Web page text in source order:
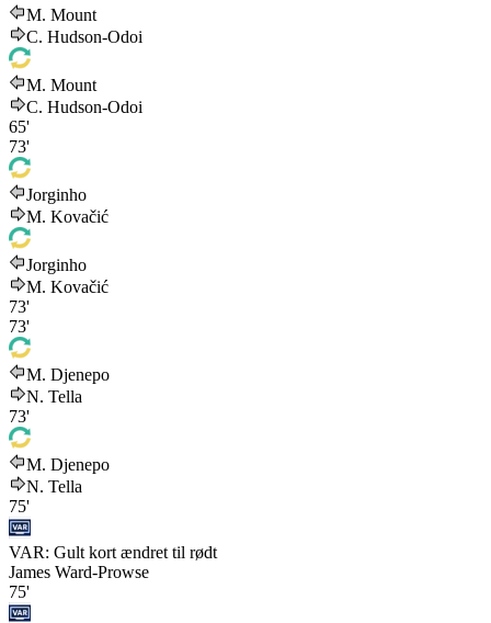
M. Mount
C. Hudson-Odoi
M. Mount
C. Hudson-Odoi
65'
73'
Jorginho
M. Kovačić
Jorginho
M. Kovačić
73'
73'
M. Djenepo
N. Tella
73'
M. Djenepo
N. Tella
75'
VAR: Gult kort ændret til rødt
James Ward-Prowse
75'